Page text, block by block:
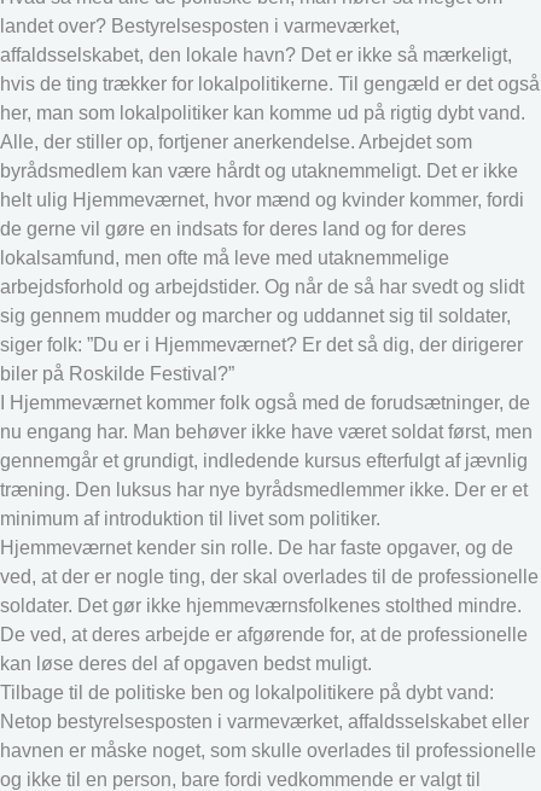
landet over? Bestyrelsesposten i varmeværket,
affaldsselskabet, den lokale havn? Det er ikke så mærkeligt,
hvis de ting trækker for lokalpolitikerne. Til gengæld er det også
her, man som lokalpolitiker kan komme ud på rigtig dybt vand.
Alle, der stiller op, fortjener anerkendelse. Arbejdet som
byrådsmedlem kan være hårdt og utaknemmeligt. Det er ikke
helt ulig Hjemmeværnet, hvor mænd og kvinder kommer, fordi
de gerne vil gøre en indsats for deres land og for deres
lokalsamfund, men ofte må leve med utaknemmelige
arbejdsforhold og arbejdstider. Og når de så har svedt og slidt
sig gennem mudder og marcher og uddannet sig til soldater,
siger folk: ”Du er i Hjemmeværnet? Er det så dig, der dirigerer
biler på Roskilde Festival?”
I Hjemmeværnet kommer folk også med de forudsætninger, de
nu engang har. Man behøver ikke have været soldat først, men
gennemgår et grundigt, indledende kursus efterfulgt af jævnlig
træning. Den luksus har nye byrådsmedlemmer ikke. Der er et
minimum af introduktion til livet som politiker.
Hjemmeværnet kender sin rolle. De har faste opgaver, og de
ved, at der er nogle ting, der skal overlades til de professionelle
soldater. Det gør ikke hjemmeværnsfolkenes stolthed mindre.
De ved, at deres arbejde er afgørende for, at de professionelle
kan løse deres del af opgaven bedst muligt.
Tilbage til de politiske ben og lokalpolitikere på dybt vand:
Netop bestyrelsesposten i varmeværket, affaldsselskabet eller
havnen er måske noget, som skulle overlades til professionelle
og ikke til en person, bare fordi vedkommende er valgt til